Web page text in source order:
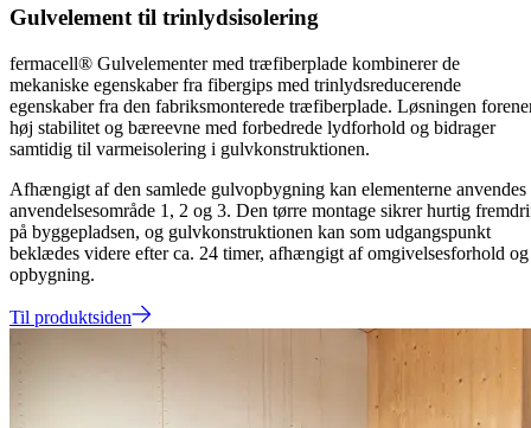
Gulvelement til trinlydsisolering
fermacell® Gulvelementer med træfiberplade kombinerer de
mekaniske egenskaber fra fibergips med trinlydsreducerende
egenskaber fra den fabriksmonterede træfiberplade. Løsningen
høj stabilitet og bæreevne med forbedrede lydforhold og bidrager
samtidig til varmeisolering i gulvkonstruktionen.
Afhængigt af den samlede gulvopbygning kan elementerne anvendes
anvendelsesområde 1, 2 og 3. Den tørre montage sikrer hurtig
på byggepladsen, og gulvkonstruktionen kan som udgangspunkt
beklædes videre efter ca. 24 timer, afhængigt af omgivelsesforhold og
opbygning.
Til produktsiden